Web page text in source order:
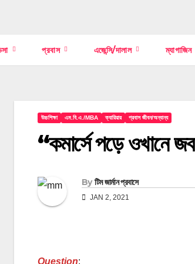
প্রবাস এজেন্সি/দালাল ম্যাগাজিন
উচ্চশিক্ষা এম.বি.এ./MBA ক্যারিয়ার প্রবাস জীবন/অন্যান্য
“কমার্সে পড়ে ওখানে
By টিম জার্মান প্রবাসে
JAN 2, 2021
Question: